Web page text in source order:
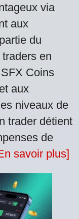
via
aux
du
en
Coins
aux
niveaux de
trader détient
de
savoir plus]